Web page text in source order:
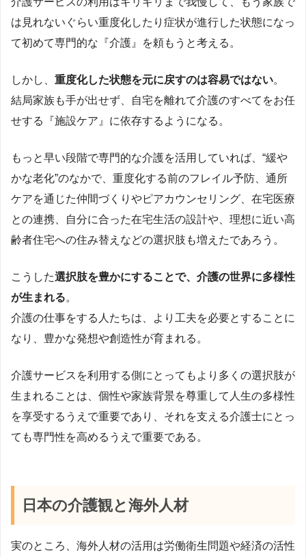
は見れないぐらい重度化したり症状が進行した状態になっ
て初めて専門的な『介護』を頼もうと考える。
しかし、 重度化した状態を元に戻すのは容易ではない。
結局家族も手が出せず、自宅を離れて介護のすべてをお任
せする『施設ケア』に依存するようになる。
もっと早い段階で専門的な介護を活用していれば、“緩や
かな老化”のなかで、重度化する前のフレイル予防、通所
ケアを通じた仲間づくりやピアカウンセリング、在宅医療
との連携、自分に合った在宅生活の設計や、理想に近い高
齢者住宅への住み替えなどの選択肢も増えたであろう。
こうした選択肢を豊かにすることで、介護の世界に多様性
が生まれる。
介護の仕事をする人たちは、より工夫を必要とすることに
なり、豊かな発想や創造性が育まれる。
介護サービスを利用する側にとってもより多くの選択肢が
生まれることは、個性や家族背景を尊重して人生の多様性
を享受するうえで重要であり、それを支える介護士にとっ
ても専門性を高めるうえで重要である。
日本の介護観と海外人材
実のところ、海外人材の活用は労働衛生問題や経済の活性